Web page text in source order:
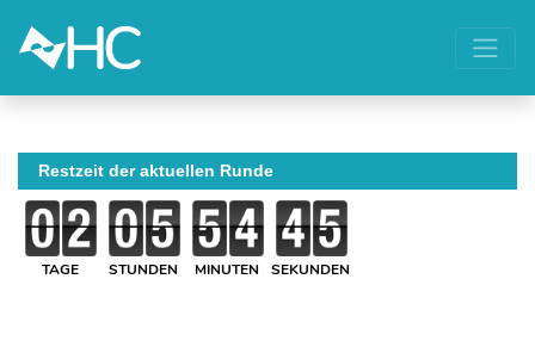
Restzeit der aktuellen Runde
TAGE STUNDEN MINUTEN SEKUNDEN